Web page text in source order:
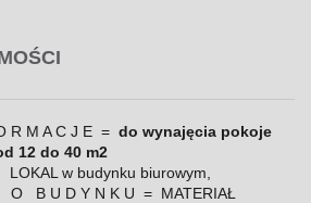
R M A C J E = do wynajęcia pokoje
12 do 40 m2
w budynku biurowym,
O B U D Y N K U = MATERIAŁ